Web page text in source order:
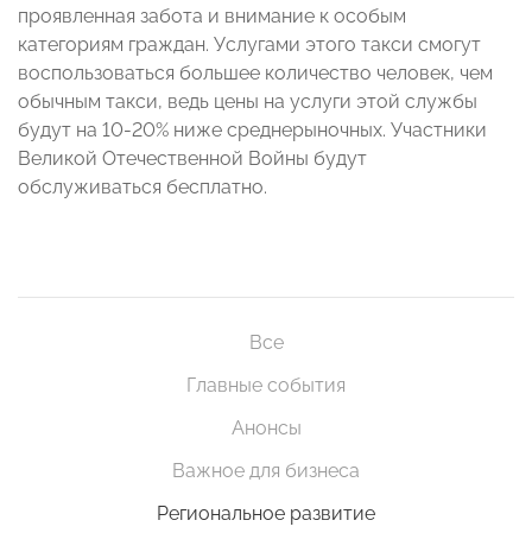
проявленная забота и внимание к особым
категориям граждан. Услугами этого такси смогут
воспользоваться большее количество человек, чем
обычным такси, ведь цены на услуги этой службы
будут на 10-20% ниже среднерыночных. Участники
Великой Отечественной Войны будут
обслуживаться бесплатно.
Все
Главные события
Анонсы
Важное для бизнеса
Региональное развитие